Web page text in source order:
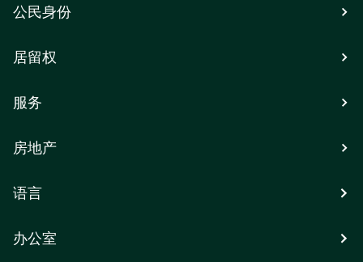
公民身份
居留权
服务
房地产
语言
办公室